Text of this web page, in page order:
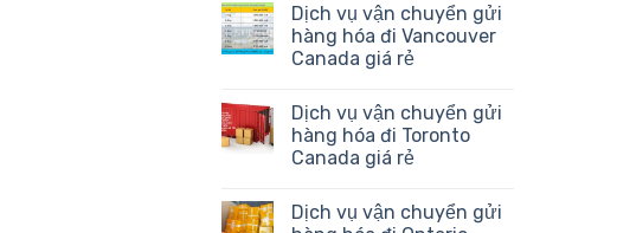
Dịch vụ vận chuyển gửi
hàng hóa đi Vancouver
Canada giá rẻ
Dịch vụ vận chuyển gửi
hàng hóa đi Toronto
Canada giá rẻ
Dịch vụ vận chuyển gửi